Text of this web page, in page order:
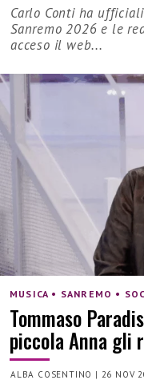
Carlo Conti ha
Sanremo 2026 e le
acceso il web...
MUSICA • SANREMO •
Tommaso
piccola Anna gli
ALBA COSENTINO | 26 NOV